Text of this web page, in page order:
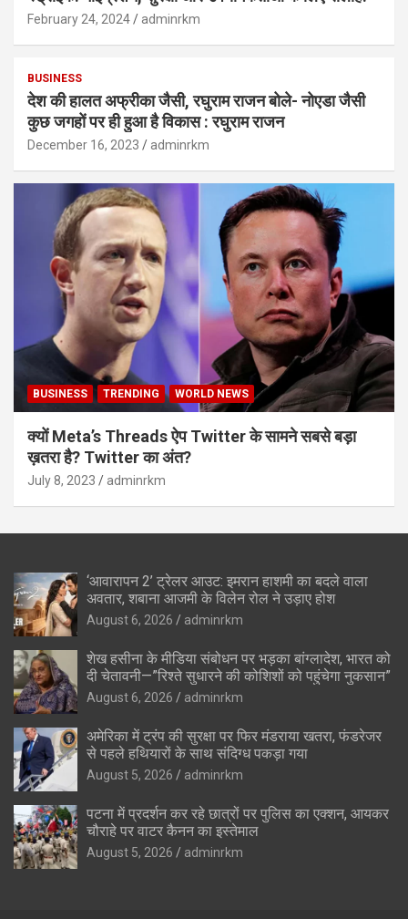
February 24, 2024 adminrkm
BUSINESS
देश की हालत अफ्रीका जैसी, रघुराम राजन बोले- नोएडा जैसी
कुछ जगहों पर ही हुआ है विकास : रघुराम राजन
December 16, 2023 adminrkm
BUSINESS TRENDING WORLD NEWS
क्यों Meta’s Threads ऐप Twitter के सामने सबसे बड़ा
ख़तरा है? Twitter का अंत?
July 8, 2023 adminrkm
‘आवारापन 2’ ट्रेलर आउट: इमरान हाशमी का बदले वाला
अवतार, शबाना आजमी के विलेन रोल ने उड़ाए होश
August 6, 2026 adminrkm
शेख हसीना के मीडिया संबोधन पर भड़का बांग्लादेश, भारत को
दी चेतावनी—”रिश्ते सुधारने की कोशिशों को पहुंचेगा नुकसान”
August 6, 2026 adminrkm
अमेरिका में ट्रंप की सुरक्षा पर फिर मंडराया खतरा, फंडरेजर
से पहले हथियारों के साथ संदिग्ध पकड़ा गया
August 5, 2026 adminrkm
पटना में प्रदर्शन कर रहे छात्रों पर पुलिस का एक्शन, आयकर
चौराहे पर वाटर कैनन का इस्तेमाल
August 5, 2026 adminrkm